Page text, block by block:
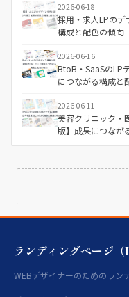
2026-06-18
採用・求人LPの
構成と配色の傾向
2026-06-16
BtoB・SaaSのLP
につながる構成と
2026-06-11
美容クリニック・
版】成果につなが
ランディングページ（
WEBデザイナーのためのラン